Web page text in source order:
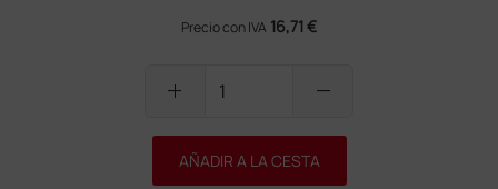
Precio con IVA 16,71 €
add remove
AÑADIR A LA CESTA